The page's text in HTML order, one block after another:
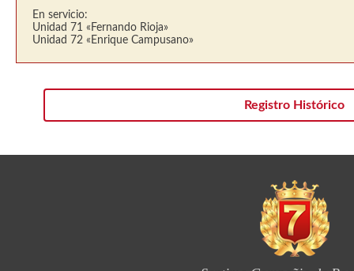
En servicio:
Unidad 71 «Fernando Rioja»
Unidad 72 «Enrique Campusano»
Registro Histórico